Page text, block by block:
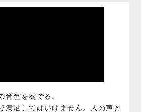
音色を奏でる。
満足してはいけません。人の声と